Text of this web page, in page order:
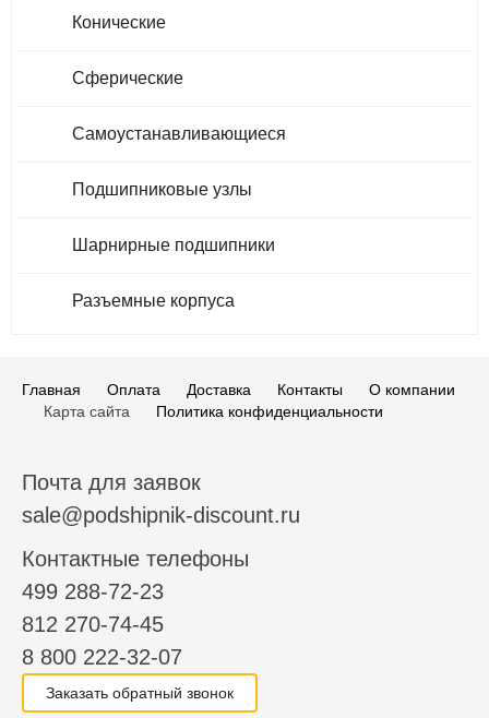
Конические
Сферические
Самоустанавливающиеся
Подшипниковые узлы
Шарнирные подшипники
Разъемные корпуса
Главная Оплата Доставка Контакты
О компании
Карта сайта
Политика конфиденциальности
Почта для заявок
sale@podshipnik-discount.ru
Контактные телефоны
499 288-72-23
812 270-74-45
8 800 222-32-07
Заказать обратный звонок